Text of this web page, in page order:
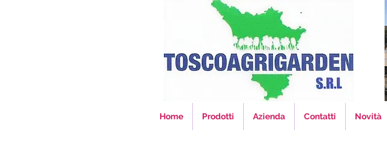
Home Prodotti Azienda Contatti Novità